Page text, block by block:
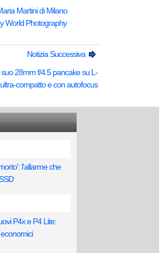
Martini di Milano
World Photography
Notizia Successiva
suo 28mm f/4.5 pancake su L-
compatto e con autofocus
l'allarme che
P4x e P4 Lite: